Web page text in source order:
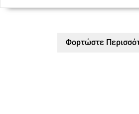
Φορτώστε